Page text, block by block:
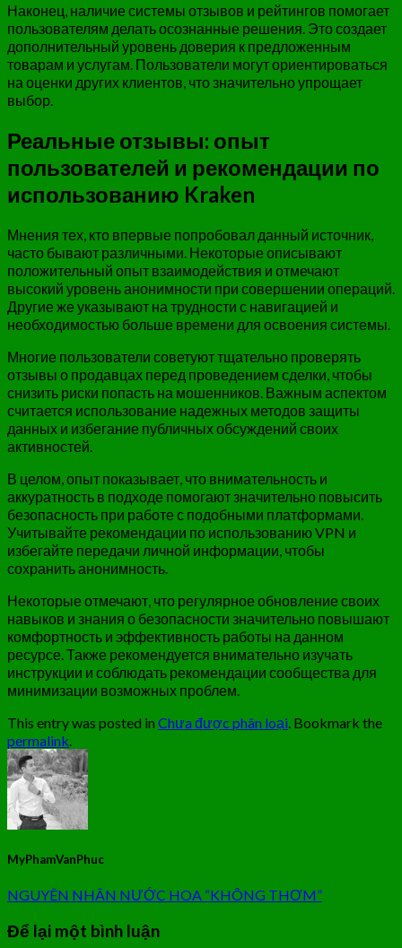
Наконец, наличие системы отзывов и рейтингов помогает
пользователям делать осознанные решения. Это создает
дополнительный уровень доверия к предложенным
товарам и услугам. Пользователи могут ориентироваться
на оценки других клиентов, что значительно упрощает
выбор.
Реальные отзывы: опыт
пользователей и рекомендации по
использованию Kraken
Мнения тех, кто впервые попробовал данный источник,
часто бывают различными. Некоторые описывают
положительный опыт взаимодействия и отмечают
высокий уровень анонимности при совершении операций.
Другие же указывают на трудности с навигацией и
необходимостью больше времени для освоения системы.
Многие пользователи советуют тщательно проверять
отзывы о продавцах перед проведением сделки, чтобы
снизить риски попасть на мошенников. Важным аспектом
считается использование надежных методов защиты
данных и избегание публичных обсуждений своих
активностей.
В целом, опыт показывает, что внимательность и
аккуратность в подходе помогают значительно повысить
безопасность при работе с подобными платформами.
Учитывайте рекомендации по использованию VPN и
избегайте передачи личной информации, чтобы
сохранить анонимность.
Некоторые отмечают, что регулярное обновление своих
навыков и знания о безопасности значительно повышают
комфортность и эффективность работы на данном
ресурсе. Также рекомендуется внимательно изучать
инструкции и соблюдать рекомендации сообщества для
минимизации возможных проблем.
This entry was posted in Chưa được phân loại . Bookmark the
permalink
MyPhamVanPhuc
NGUYÊN NHÂN NƯỚC HOA “KHÔNG THƠM”
Để lại một bình luận